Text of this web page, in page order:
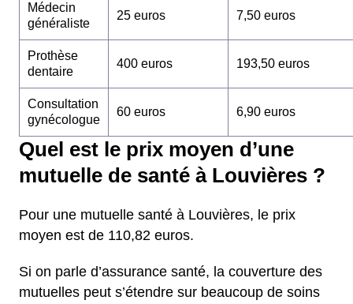
Médecin
généraliste
25 euros 7,50 euros
Prothèse
dentaire
400 euros 193,50 euros
Consultation
gynécologue
60 euros 6,90 euros
Quel est le prix moyen d’une
mutuelle de santé à Louvières ?
Pour une mutuelle santé à Louvières, le prix
moyen est de 110,82 euros.
Si on parle d’assurance santé, la couverture des
mutuelles peut s’étendre sur beaucoup de soins